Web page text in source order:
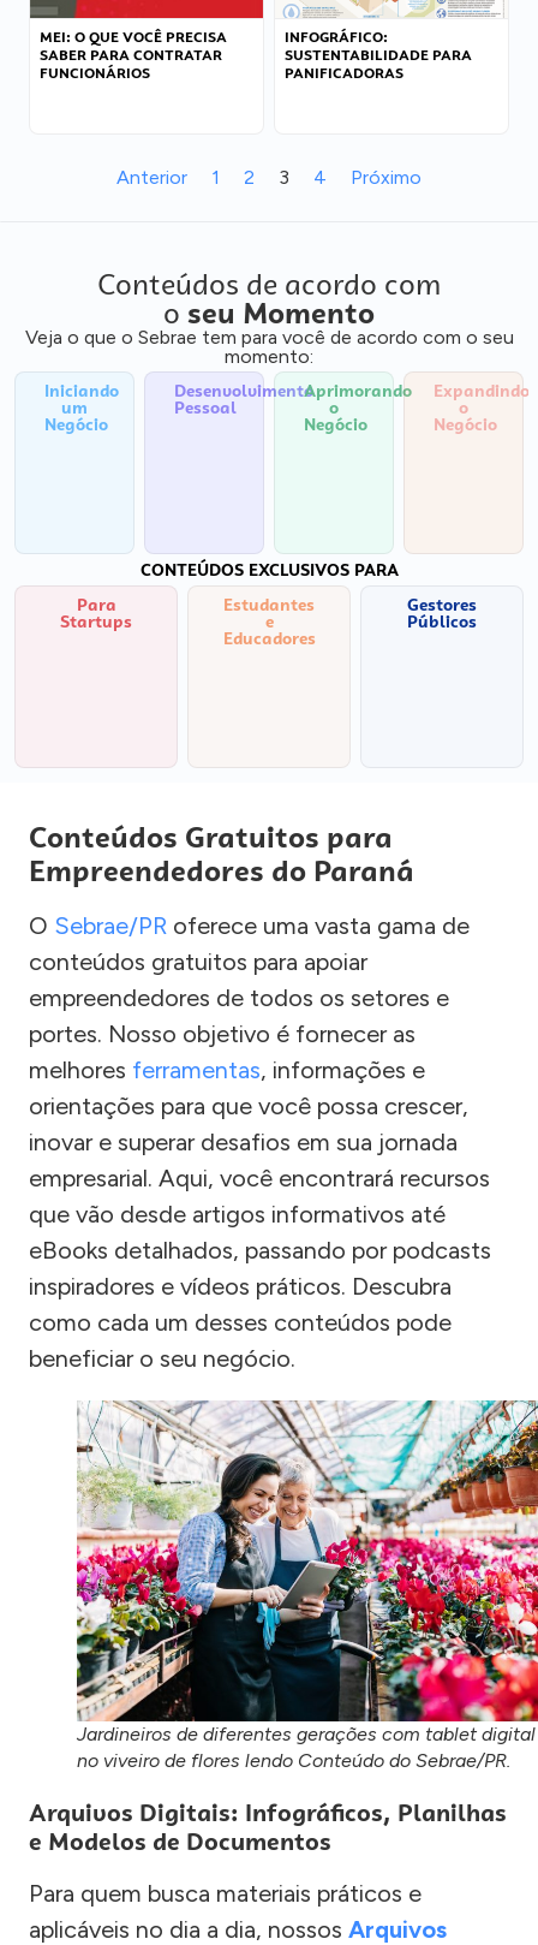
MEI: O QUE VOCÊ PRECISA
SABER PARA CONTRATAR
FUNCIONÁRIOS
INFOGRÁFICO:
SUSTENTABILIDADE PARA
PANIFICADORAS
Anterior 1 2 3 4 Próximo
Conteúdos de acordo com
o seu Momento
Veja o que o Sebrae tem para você de acordo com o seu
momento:
Iniciando
um
Negócio
Desenvolvimento
Pessoal
Aprimorando
o
Negócio
Expandindo
o
Negócio
CONTEÚDOS EXCLUSIVOS PARA
Para
Startups
Estudantes
e
Educadores
Gestores
Públicos
Conteúdos Gratuitos para
Empreendedores do Paraná
O Sebrae/PR oferece uma vasta gama de
conteúdos gratuitos para apoiar
empreendedores de todos os setores e
portes. Nosso objetivo é fornecer as
melhores ferramentas, informações e
orientações para que você possa crescer,
inovar e superar desafios em sua jornada
empresarial. Aqui, você encontrará recursos
que vão desde artigos informativos até
eBooks detalhados, passando por podcasts
inspiradores e vídeos práticos. Descubra
como cada um desses conteúdos pode
beneficiar o seu negócio.
Jardineiros de diferentes gerações com tablet digital
no viveiro de flores lendo Conteúdo do Sebrae/PR.
Arquivos Digitais: Infográficos, Planilhas
e Modelos de Documentos
Para quem busca materiais práticos e
aplicáveis no dia a dia, nossos Arquivos